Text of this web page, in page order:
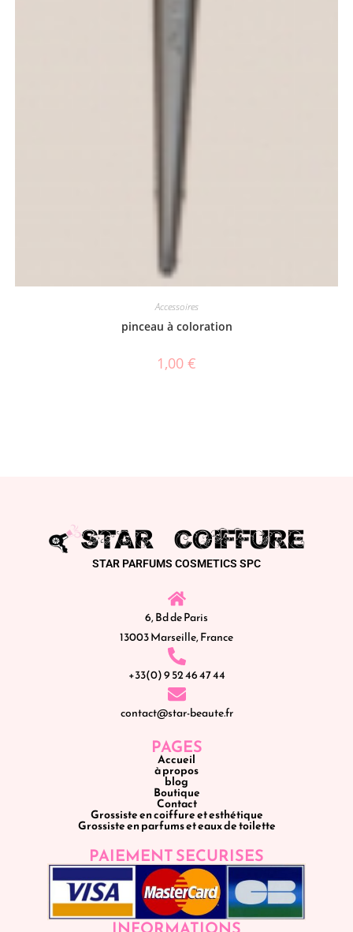
Accessoires
pinceau à coloration
1,00 €
STAR PARFUMS COSMETICS SPC
6, Bd de Paris
13003 Marseille, France
+33(0) 9 52 46 47 44
contact@star-beaute.fr
PAGES
Accueil
à propos
blog
Boutique
Contact
Grossiste en coiffure et esthétique
Grossiste en parfums et eaux de toilette
PAIEMENT SECURISES